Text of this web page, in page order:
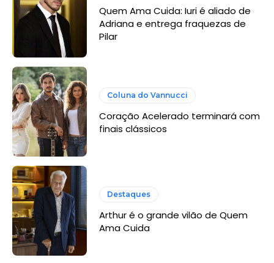
Quem Ama Cuida: Iuri é aliado de
Adriana e entrega fraquezas de
Pilar
Coluna do Vannucci
Coração Acelerado terminará com
finais clássicos
Destaques
Arthur é o grande vilão de Quem
Ama Cuida